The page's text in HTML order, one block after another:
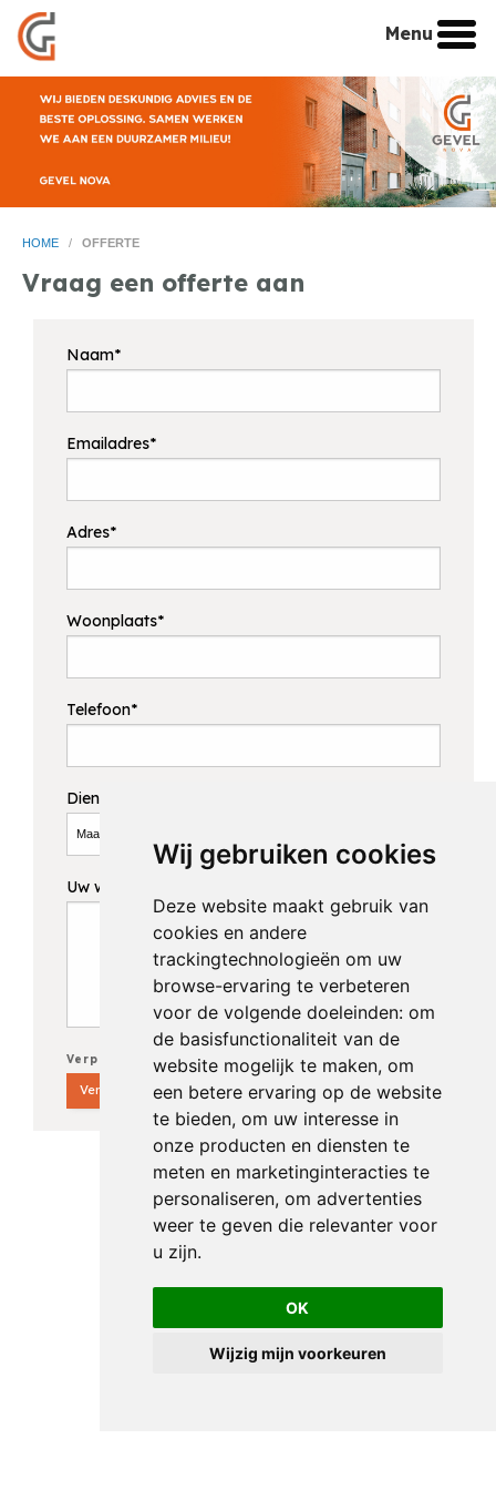
Wij gebruiken cookies
Deze website maakt gebruik van
cookies en andere
trackingtechnologieën om uw
browse-ervaring te verbeteren
voor de volgende doeleinden: om
de basisfunctionaliteit van de
website mogelijk te maken, om
een betere ervaring op de website
te bieden, om uw interesse in
onze producten en diensten te
meten en marketinginteracties te
personaliseren, om advertenties
weer te geven die relevanter voor
u zijn.
OK
Wijzig mijn voorkeuren
Menu
HOME / OFFERTE
Vraag een offerte aan
Naam*
Emailadres*
Adres*
Woonplaats*
Telefoon*
Dienst*
Uw wensen/vragen*
Verplichte velden*